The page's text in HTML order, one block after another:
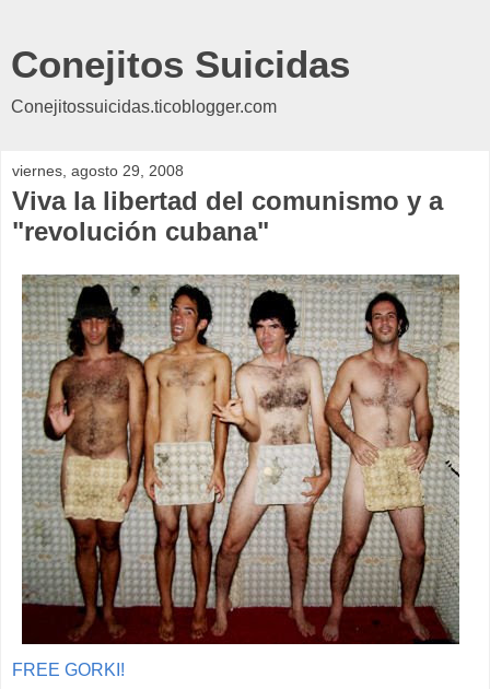
Conejitos Suicidas
Conejitossuicidas.ticoblogger.com
viernes, agosto 29, 2008
Viva la libertad del comunismo y a
"revolución cubana"
FREE GORKI!